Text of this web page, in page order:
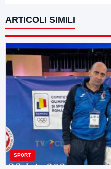
ARTICOLI SIMILI
SPORT